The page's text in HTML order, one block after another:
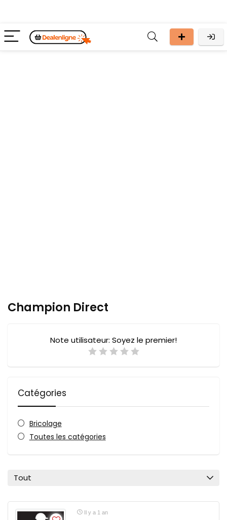
Champion Direct
Note utilisateur: Soyez le premier!
Catégories
Bricolage
Toutes les catégories
Tout
Il y a 1 an